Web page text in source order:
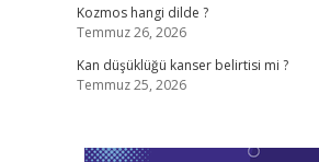
Kozmos hangi dilde ?
Temmuz 26, 2026
Kan düşüklüğü kanser belirtisi mi ?
Temmuz 25, 2026